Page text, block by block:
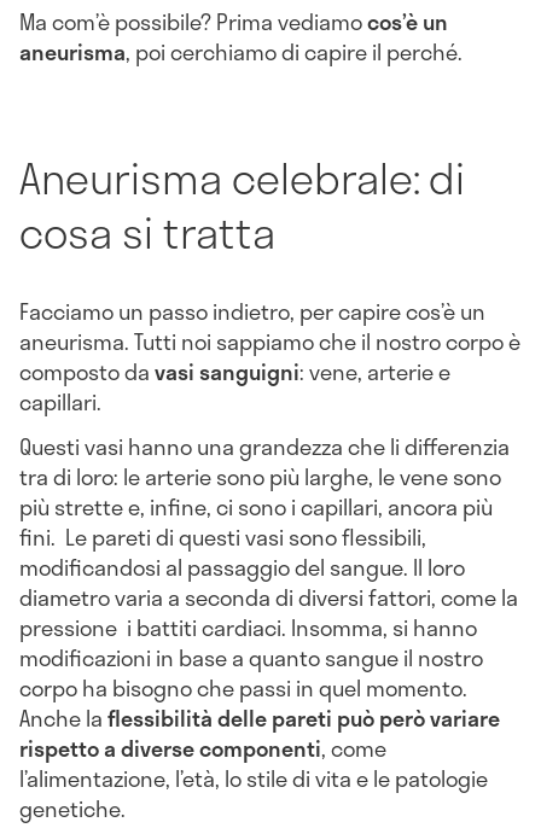
Ma com’è possibile? Prima vediamocos’è un
aneurisma, poi cerchiamo di capire il perché.
Aneurisma celebrale: di
cosa si tratta
Facciamo un passo indietro, per capire cos’è un
aneurisma. Tutti noi sappiamo che il nostro corpo è
composto davasi sanguigni: vene, arterie e
capillari.
Questi vasi hanno una grandezza che li differenzia
tra di loro: le arterie sono più larghe, le vene sono
più strette e, infine, ci sono i capillari, ancora più
fini. Le pareti di questi vasi sono flessibili,
modificandosi al passaggio del sangue. Il loro
diametro varia a seconda di diversi fattori, come la
pressione i battiti cardiaci. Insomma, si hanno
modificazioni in base a quanto sangue il nostro
corpo ha bisogno che passi in quel momento.
Anche laflessibilità delle pareti può però variare
rispetto a diverse componenti, come
l’alimentazione, l’età, lo stile di vita e le patologie
genetiche.